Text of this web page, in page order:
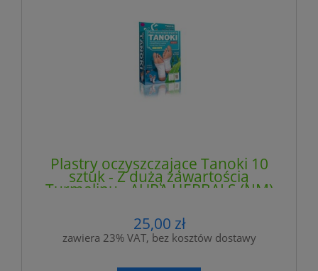
Plastry oczyszczające Tanoki 10
sztuk - Z dużą zawartością
Turmalinu - AURA HERBALS (NM)
25,00 zł
zawiera 23% VAT, bez kosztów dostawy